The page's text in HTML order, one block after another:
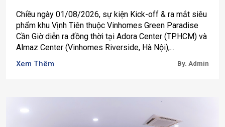
Chiều ngày 01/08/2026, sự kiện Kick-off & ra mắt siêu
phẩm khu Vịnh Tiên thuộc Vinhomes Green Paradise
Cần Giờ diễn ra đồng thời tại Adora Center (TP.HCM) và
Almaz Center (Vinhomes Riverside, Hà Nội),...
Xem Thêm By. Admin